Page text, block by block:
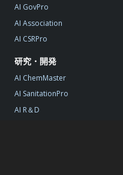
AI GovPro
AI Association
AI CSRPro
研究・開発
AI ChemMaster
AI SanitationPro
AI R＆D